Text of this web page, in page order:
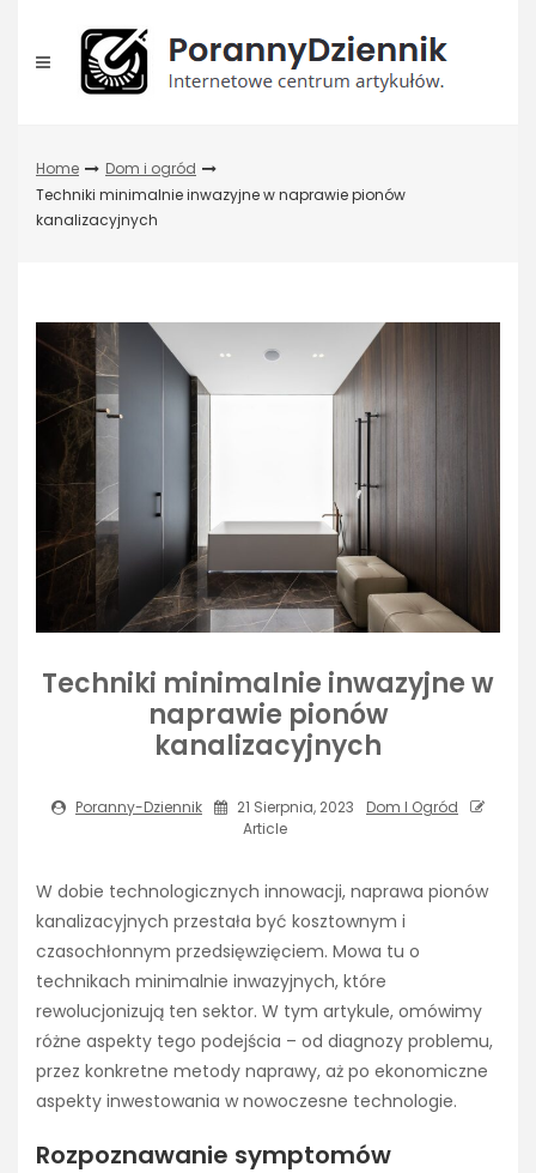
content
Home
Dom i ogród
Techniki minimalnie inwazyjne w naprawie pionów
kanalizacyjnych
Techniki minimalnie inwazyjne w
naprawie pionów
kanalizacyjnych
Poranny-Dziennik 21 Sierpnia, 2023
Dom I Ogród
Article
W dobie technologicznych innowacji, naprawa pionów
kanalizacyjnych przestała być kosztownym i
czasochłonnym przedsięwzięciem. Mowa tu o
technikach minimalnie inwazyjnych, które
rewolucjonizują ten sektor. W tym artykule, omówimy
różne aspekty tego podejścia – od diagnozy problemu,
przez konkretne metody naprawy, aż po ekonomiczne
aspekty inwestowania w nowoczesne technologie.
Rozpoznawanie symptomów